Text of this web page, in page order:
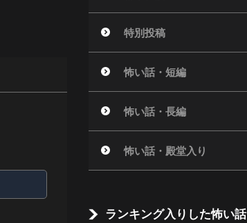
特別投稿
怖い話・短編
怖い話・長編
怖い話・殿堂入り
ランキング入りした怖い話